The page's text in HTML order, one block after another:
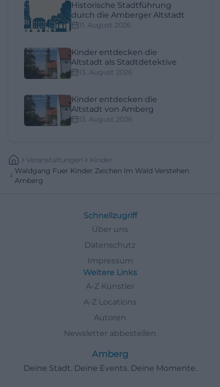
Historische Stadtführung
durch die Amberger Altstadt
11. August 2026
Kinder entdecken die
Altstadt als Stadtdetektive
13. August 2026
Kinder entdecken die
Altstadt von Amberg
13. August 2026
Veranstaltungen
Kinder
Waldgang Fuer Kinder Zeichen Im Wald Verstehen
Amberg
Schnellzugriff
Über uns
Datenschutz
Impressum
Weitere Links
A-Z Künstler
A-Z Locations
Autoren
Newsletter abbestellen
Amberg
Deine Stadt. Deine Events. Deine Momente.